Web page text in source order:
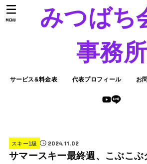
みつばち
事務所
サービス&料金表 代表プロフィール お
MENU
スキー1級 2024.11.02
サマースキー最終週、こぶこぶ